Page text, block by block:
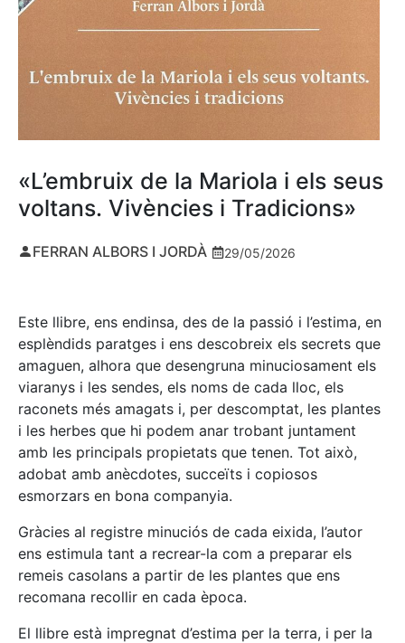
«L’embruix de la Mariola i els seus
voltans. Vivències i Tradicions»
FERRAN ALBORS I JORDÀ 29/05/2026
Este llibre, ens endinsa, des de la passió i l’estima, en
esplèndids paratges i ens descobreix els secrets que
amaguen, alhora que desengruna minuciosament els
viaranys i les sendes, els noms de cada lloc, els
raconets més amagats i, per descomptat, les plantes
i les herbes que hi podem anar trobant juntament
amb les principals propietats que tenen. Tot això,
adobat amb anècdotes, succeïts i copiosos
esmorzars en bona companyia.
Gràcies al registre minuciós de cada eixida, l’autor
ens estimula tant a recrear-la com a preparar els
remeis casolans a partir de les plantes que ens
recomana recollir en cada època.
El llibre està impregnat d’estima per la terra, i per la